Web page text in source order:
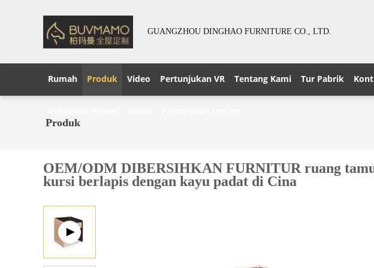
GUANGZHOU DINGHAO FURNITURE CO., LTD.
Rumah Produk Video Pertunjukan VR Tentang Kami Tur Pabrik
Produk
OEM/ODM DIBERSIHKAN FURNITUR ruang
kursi berlapis dengan kayu padat di Cina